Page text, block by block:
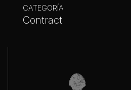
CATEGORÍA
Contract